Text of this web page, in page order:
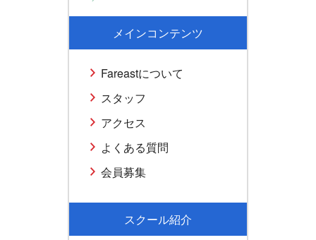
メインコンテンツ
Fareastについて
スタッフ
アクセス
よくある質問
会員募集
スクール紹介